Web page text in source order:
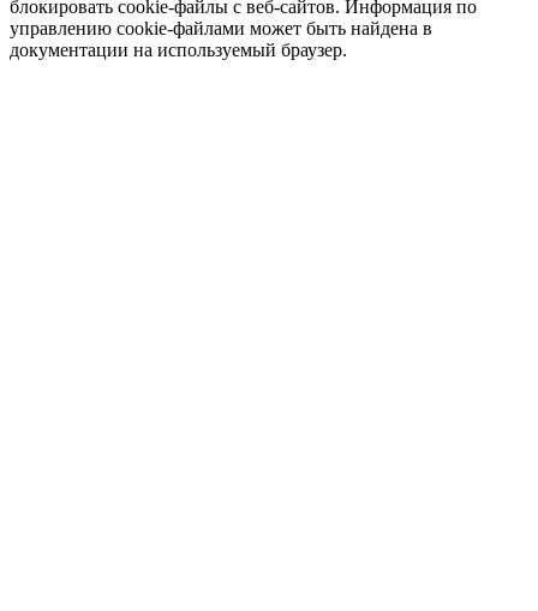
блокировать cookie-файлы c веб-сайтов. Информация по
управлению cookie-файлами может быть найдена в
документации на используемый браузер.